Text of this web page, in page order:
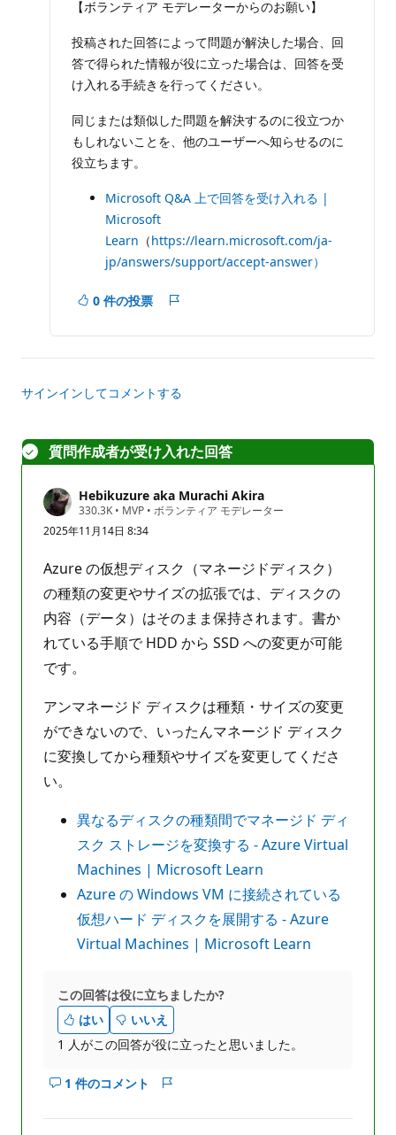
を
表
示
に
す
る
ン
【ボランティア モデレーターからのお願い】
投稿された回答によって問題が解決した場合、回
答で得られた情報が役に立った場合は、回答を受
け入れる手続きを行ってください。
同じまたは類似した問題を解決するのに役立つか
もしれないことを、他のユーザーへ知らせるのに
役立ちます。
Microsoft Q&A 上で回答を受け入れる |
Microsoft
Learn （https://learn.microsoft.com/ja-
jp/answers/support/accept-answer）
0 件の投票
ト
サインインしてコメントする
質問作成者が受け入れた回答
Hebikuzure aka Murachi Akira
330.3K 評
価
の
イ
ン
ト
• MVP • ボランティア モデレーター
2025年11月14日 8:34
Azure の仮想ディスク（マネージドディスク）
の種類の変更やサイズの拡張では、ディスクの
内容（データ）はそのまま保持されます。書か
れている手順で HDD から SSD への変更が可能
です。
アンマネージド ディスクは種類・サイズの変更
ができないので、いったんマネージド ディスク
に変換してから種類やサイズを変更してくださ
い。
異なるディスクの種類間でマネージド ディ
スク ストレージを変換する - Azure Virtual
Machines | Microsoft Learn
Azure の Windows VM に接続されている
仮想ハード ディスクを展開する - Azure
Virtual Machines | Microsoft Learn
この回答は役に立ちましたか?
はい
いいえ
1 人がこの回答が役に立ったと思いました。
1 件のコメント
こ